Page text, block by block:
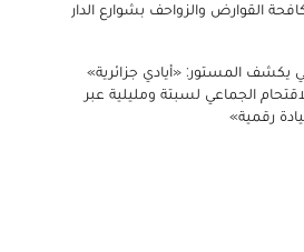
القوارض والزواحف بشوارع الدار
يكشف المستور: «أيادي جزائرية»
الجماعي لسبتة ومليلية عبر
رقمية»